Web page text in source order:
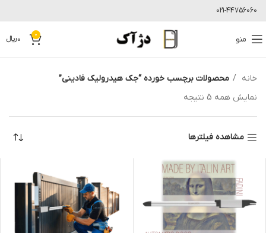
021-44756060
منو 0
0﷼
خانه
محصولات برچسب خورده “جک هیدرولیک فادینی”
نمایش همه 5 نتیجه
مشاهده فیلترها